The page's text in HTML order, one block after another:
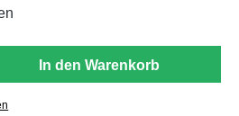
In den Warenkorb